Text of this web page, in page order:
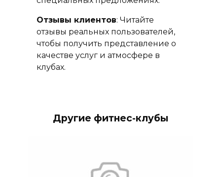
Отзывы клиентов: Читайте
отзывы реальных пользователей,
чтобы получить представление о
качестве услуг и атмосфере в
клубах.
Другие фитнес-клубы